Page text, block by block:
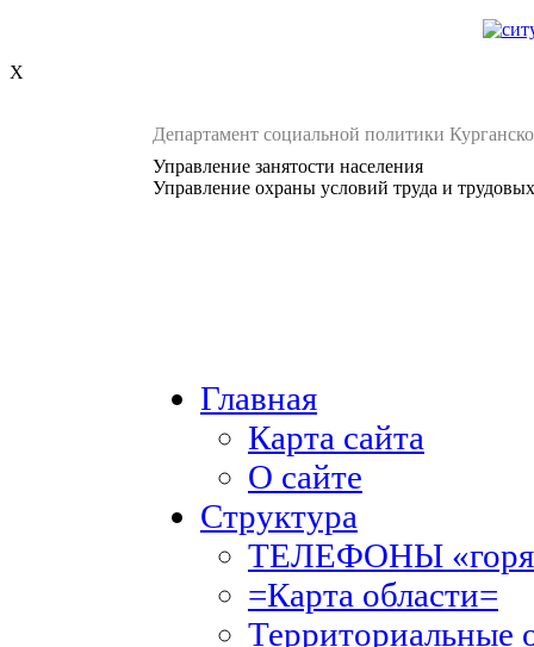
X
Департамент социальной политики
Управление занятости населения
Управление охраны условий труда и
Главная
Карта сайта
О сайте
Структура
ТЕЛЕФОНЫ
=Карта области=
Территориальные